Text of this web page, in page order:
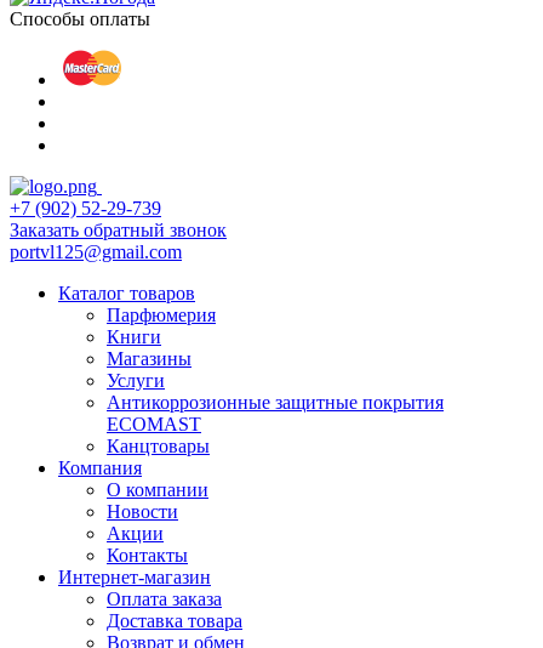
Способы оплаты
+7 (902) 52-29-739
Заказать обратный звонок
portvl125@gmail.com
Каталог товаров
Парфюмерия
Книги
Магазины
Услуги
Антикоррозионные защитные покрытия
ECOMAST
Канцтовары
Компания
О компании
Новости
Акции
Контакты
Интернет-магазин
Оплата заказа
Доставка товара
Возврат и обмен